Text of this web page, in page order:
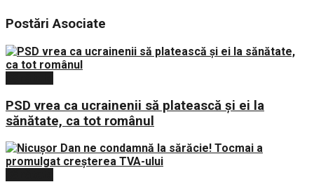
PostăriAsociate
PSD vrea ca ucrainenii să platească și ei la
sănătate, ca tot românul